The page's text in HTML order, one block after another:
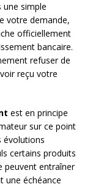
une simple
votre demande,
officiellement
bancaire.
refuser de
reçu votre
est en principe
sur ce point
évolutions
certains produits
peuvent entraîner
une échéance